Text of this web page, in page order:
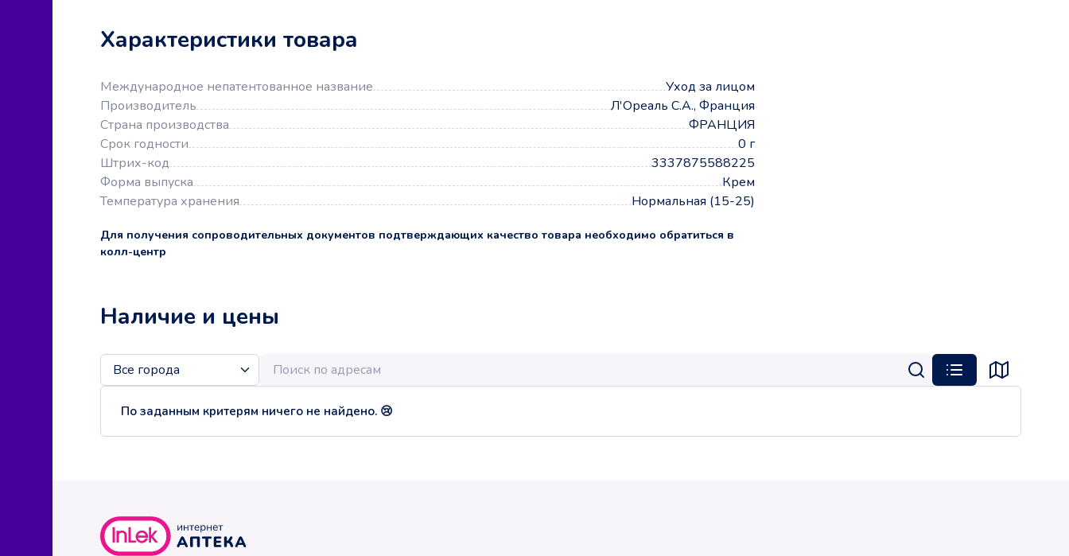
Характеристики товара
Международное непатентованное название
Уход за лицом
Производитель
Л'Ореаль С.А., Франция
Страна производства
ФРАНЦИЯ
Срок годности
0 г
Штрих-код
3337875588225
Форма выпуска
Крем
Температура хранения
Нормальная (15-25)
Для получения сопроводительных документов подтверждающих качество товара необходимо обратиться в
колл-центр
Наличие и цены
По заданным критерям ничего не найдено. 😢